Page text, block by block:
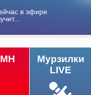
в эфире
Мурзилки
LIVE